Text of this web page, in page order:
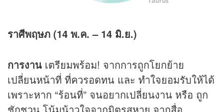
ราศีพฤษภ (14 พ.ค. – 14 มิ.ย.)
การงาน เตรียมพร้อม! จากการถูกโยกย้าย
เปลี่ยนหน้าที่ ที่ควรอดทน และ ทำใจยอมรับให้ได้
เพราะหาก “ร้อนที่” จนอยากเปลี่ยนงาน หรือ ถูก